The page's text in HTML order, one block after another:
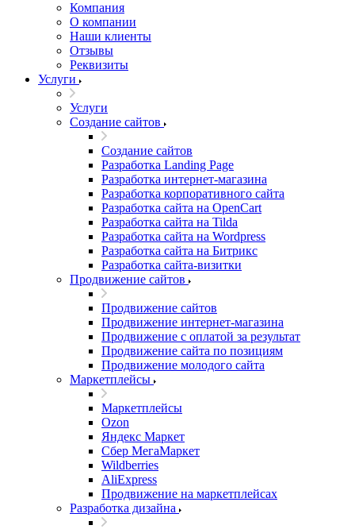
Компания
О компании
Наши клиенты
Отзывы
Реквизиты
Услуги
Услуги
Создание сайтов
Создание сайтов
Разработка Landing Page
Разработка интернет-магазина
Разработка корпоративного сайта
Разработка сайта на OpenCart
Разработка сайта на Tilda
Разработка сайта на Wordpress
Разработка сайта на Битрикс
Разработка сайта-визитки
Продвижение сайтов
Продвижение сайтов
Продвижение интернет-магазина
Продвижение с оплатой за результат
Продвижение сайта по позициям
Продвижение молодого сайта
Маркетплейсы
Маркетплейсы
Ozon
Яндекс Маркет
Сбер МегаМаркет
Wildberries
AliExpress
Продвижение на маркетплейсах
Разработка дизайна